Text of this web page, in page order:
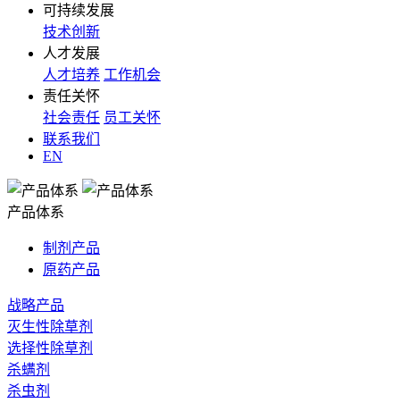
可持续发展
技术创新
人才发展
人才培养 工作机会
责任关怀
社会责任 员工关怀
联系我们
EN
产品体系
制剂产品
原药产品
战略产品
灭生性除草剂
选择性除草剂
杀螨剂
杀虫剂